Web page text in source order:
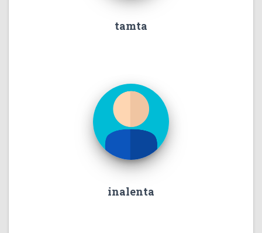
tamta
inalenta